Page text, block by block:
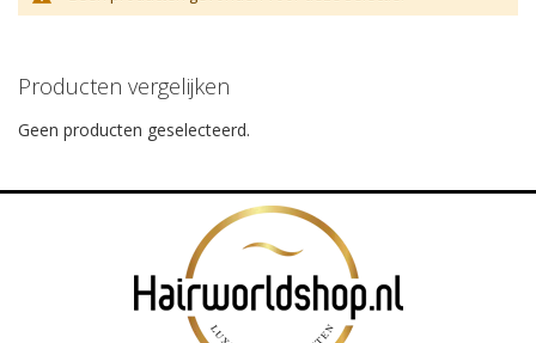
Producten vergelijken
Geen producten geselecteerd.